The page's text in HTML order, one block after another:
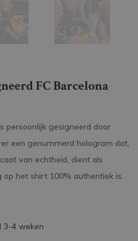
FC Barcelona
persoonlijk gesigneerd door
een genummerd hologram dat,
van echtheid, dient als
het shirt 100% authentiek is.
3-4 weken